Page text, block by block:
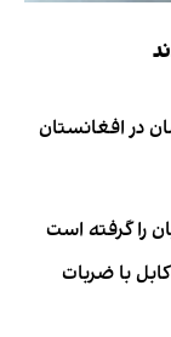
در افغانستان
را گرفته است
با ضربات